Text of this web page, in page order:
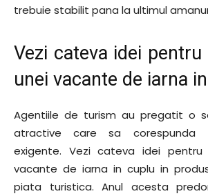
trebuie stabilit pana la ultimul
Vezi cateva idei
unei vacante de iarna
Agentiile de turism au pregatit o
atractive care sa corespunda
exigente. Vezi cateva idei pentru
vacante de iarna in cuplu in
piata turistica. Anul acesta